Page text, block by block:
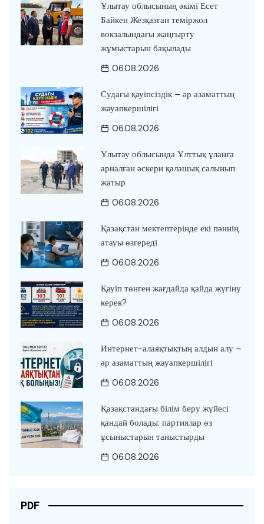
Ұлытау облысының әкімі Есет
Байкен Жезқазған теміржол
вокзалындағы жаңғырту
жұмыстарын бақылады
06.08.2026
Судағы қауіпсіздік – әр азаматтың
жауапкершілігі
06.08.2026
Ұлытау облысында Ұлттық ұланға
арналған әскери қалашық салынып
жатыр
06.08.2026
Қазақстан мектептерінде екі пәннің
атауы өзгереді
06.08.2026
Қауіп төнген жағдайда қайда жүгіну
керек?
06.08.2026
Интернет-алаяқтықтың алдын алу –
әр азаматтың жауапкершілігі
06.08.2026
Қазақстандағы білім беру жүйесі
қандай болады: партиялар өз
ұсыныстарын таныстырды
06.08.2026
PDF